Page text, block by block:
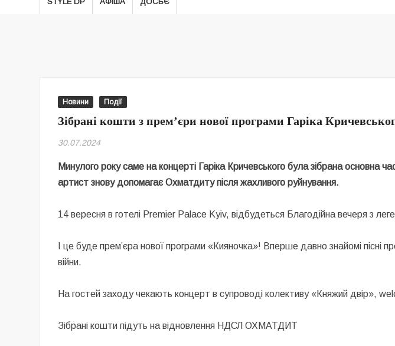
Новини Події
Зібрані кошти з премʼєри нової програми Гаріка
30.07.2024
Минулого року саме на концерті Гаріка Кричевського була зібрана
артист знову допомагає Охматдиту після жахливого руйнування.
14 вересня в готелі Premier Palace Kyiv, відбудеться Благодійна вечеря з
І це буде прем’єра нової програми «Кияночка»! Вперше давно знайомі пісні
війни.
На гостей заходу чекають концерт в супроводі колективу «Княжий двір»,
Зібрані кошти підуть на відновлення НДСЛ ОХМАТДИТ